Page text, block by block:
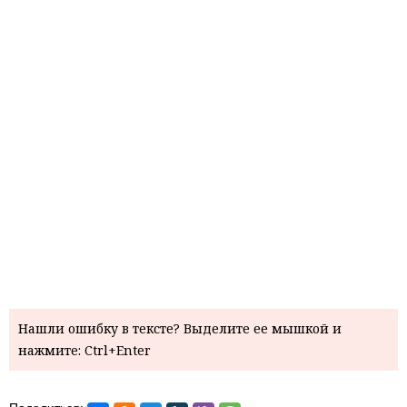
Нашли ошибку в тексте? Выделите ее мышкой и
нажмите: Ctrl+Enter